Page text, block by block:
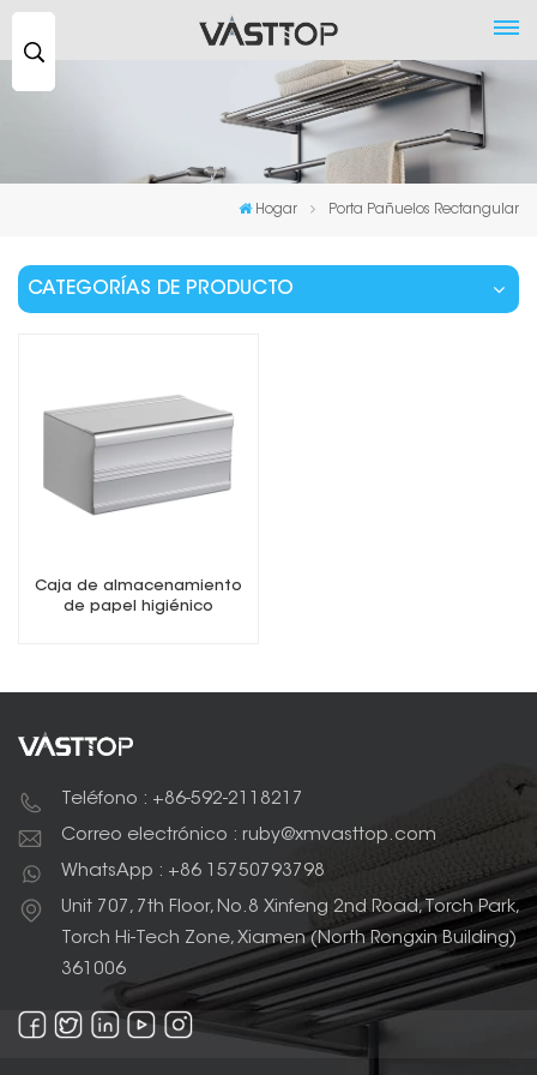
Hogar Porta Pañuelos Rectangular
CATEGORÍAS DE PRODUCTO
Caja de almacenamiento
de papel higiénico
Teléfono : +86-592-2118217
Correo electrónico : ruby@xmvasttop.com
WhatsApp : +86 15750793798
Unit 707, 7th Floor, No.8 Xinfeng 2nd Road, Torch Park,
Torch Hi-Tech Zone, Xiamen (North Rongxin Building)
361006